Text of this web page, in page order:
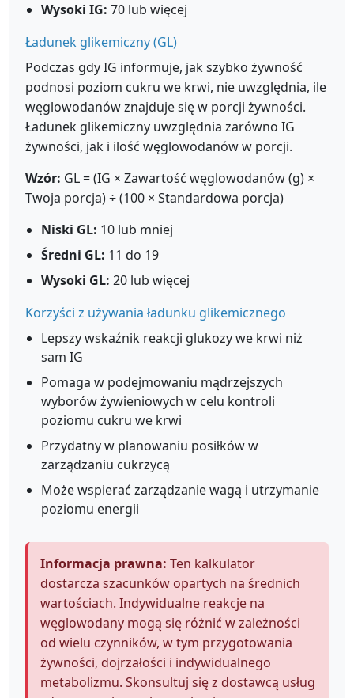
Wysoki IG: 70 lub więcej
Ładunek glikemiczny (GL)
Podczas gdy IG informuje, jak szybko żywność
podnosi poziom cukru we krwi, nie uwzględnia, ile
węglowodanów znajduje się w porcji żywności.
Ładunek glikemiczny uwzględnia zarówno IG
żywności, jak i ilość węglowodanów w porcji.
Wzór: GL = (IG × Zawartość węglowodanów (g) ×
Twoja porcja) ÷ (100 × Standardowa porcja)
Niski GL: 10 lub mniej
Średni GL: 11 do 19
Wysoki GL: 20 lub więcej
Korzyści z używania ładunku glikemicznego
Lepszy wskaźnik reakcji glukozy we krwi niż
sam IG
Pomaga w podejmowaniu mądrzejszych
wyborów żywieniowych w celu kontroli
poziomu cukru we krwi
Przydatny w planowaniu posiłków w
zarządzaniu cukrzycą
Może wspierać zarządzanie wagą i utrzymanie
poziomu energii
Informacja prawna: Ten kalkulator
dostarcza szacunków opartych na średnich
wartościach. Indywidualne reakcje na
węglowodany mogą się różnić w zależności
od wielu czynników, w tym przygotowania
żywności, dojrzałości i indywidualnego
metabolizmu. Skonsultuj się z dostawcą usług